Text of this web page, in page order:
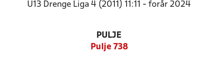
U13 Drenge Liga 4 (2011) 11:11 - forår 2024
PULJE
Pulje 738